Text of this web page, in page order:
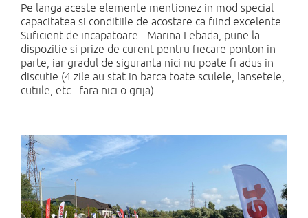
Pe langa aceste elemente mentionez in mod special
capacitatea si conditiile de acostare ca fiind excelente.
Suficient de incapatoare - Marina Lebada, pune la
dispozitie si prize de curent pentru fiecare ponton in
parte, iar gradul de siguranta nici nu poate fi adus in
discutie (4 zile au stat in barca toate sculele, lansetele,
cutiile, etc...fara nici o grija)